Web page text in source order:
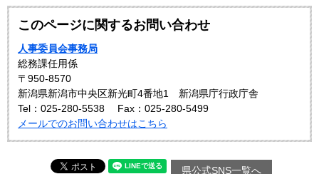
このページに関するお問い合わせ
人事委員会事務局
総務課任用係
〒950-8570
新潟県新潟市中央区新光町4番地1 新潟県庁行政庁舎
Tel：025-280-5538
Fax：025-280-5499
メールでのお問い合わせはこちら
県公式SNS一覧へ